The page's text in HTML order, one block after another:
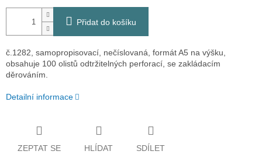
Přidat do košíku
č.1282, samopropisovací, nečíslovaná, formát A5 na výšku,
obsahuje 100 olistů odtržitelných perforací, se zakládacím
děrováním.
Detailní informace
ZEPTAT SE HLÍDAT SDÍLET